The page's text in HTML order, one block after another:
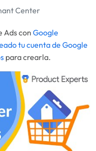
Center
Ads con Google
tu cuenta de Google
para crearla.